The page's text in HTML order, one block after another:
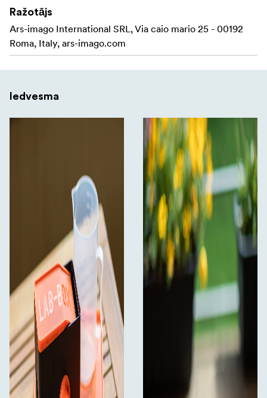
aizsargā darba virsmu, bet arī neslīd un ļauj kratīšanas
laikā stingri turēt Lab-box vietā.
Izturīgs
Neslīdošs
Ūdensizturīgs
Paaugstināta mala
Ražotājs
Ars-imago International SRL, Via caio mario 25 - 00192
Roma, Italy, ars-imago.com
Iedvesma